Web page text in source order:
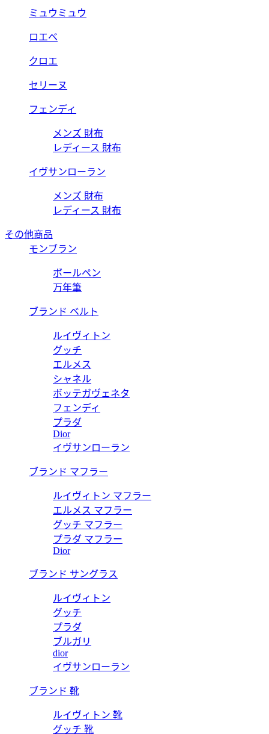
ミュウミュウ
ロエベ
クロエ
セリーヌ
フェンディ
メンズ 財布
レディース 財布
イヴサンローラン
メンズ 財布
レディース 財布
その他商品
モンブラン
ボールペン
万年筆
ブランド ベルト
ルイヴィトン
グッチ
エルメス
シャネル
ボッテガヴェネタ
フェンディ
プラダ
Dior
イヴサンローラン
ブランド マフラー
ルイヴィトン マフラー
エルメス マフラー
グッチ マフラー
プラダ マフラー
Dior
ブランド サングラス
ルイヴィトン
グッチ
プラダ
ブルガリ
dior
イヴサンローラン
ブランド 靴
ルイヴィトン 靴
グッチ 靴